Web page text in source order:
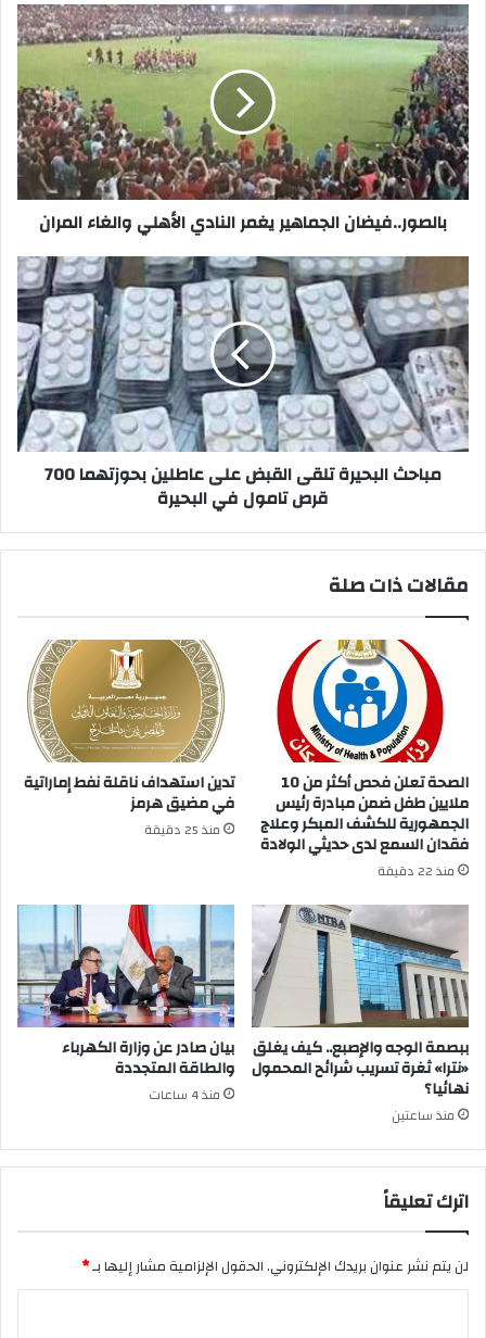
بالصور..فيضان
الجماهير
يغمر
النادي
الأهلي
والغاء
المران
بالصور..فيضان الجماهير يغمر النادي الأهلي والغاء المران
البحيرة
تلقى
القبض
على
عاطلين
بحوزتهما
700
قرص
تامول
مباحث البحيرة تلقى القبض على عاطلين بحوزتهما 700
قرص تامول في البحيرة
مقالات ذات صلة
الصحة تعلن فحص أكثر من 10
ملايين طفل ضمن مبادرة رئيس
الجمهورية للكشف المبكر وعلاج
فقدان السمع لدى حديثي الولادة
منذ 22 دقيقة
تدين استهداف ناقلة نفط إماراتية
في مضيق هرمز
منذ 25 دقيقة
ببصمة الوجه والإصبع.. كيف يغلق
«نترا» ثغرة تسريب شرائح المحمول
نهائيا؟
منذ ساعتين
بيان صادر عن وزارة الكهرباء
والطاقة المتجددة
منذ 4 ساعات
اترك تعليقاً
لن يتم نشر عنوان بريدك الإلكتروني.الحقول الإلزامية مشار إليها بـ*